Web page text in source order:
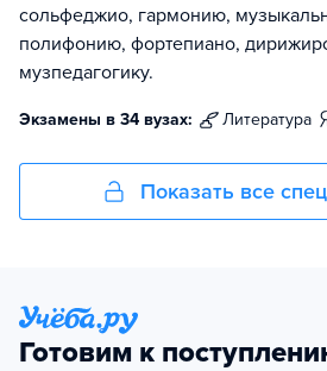
сольфеджио, гармонию,
полифонию, фортепиано,
музпедагогику.
Экзамены в 34 вузах: литература
Показать все
Готовим к